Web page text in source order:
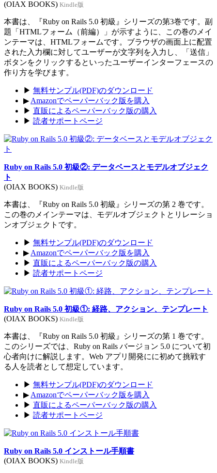
(OIAX BOOKS) Kindle版
本書は、『Ruby on Rails 5.0 初級』シリーズの第3巻です。副
題「HTMLフォーム（前編）」が示すように、この巻のメイ
ンテーマは、HTMLフォームです。ブラウザの画面上に配置
された入力欄に対してユーザーが文字列を入力し、「送信」
ボタンをクリックするといったユーザーインターフェースの
作り方を学びます。
▶ 無料サンプル(PDF)のダウンロード
▶ Amazonでペーパーバック版を購入
▶ 直販によるペーパーバック版の購入
▶ 読者サポートページ
Ruby on Rails 5.0 初級②: データベースとモデルオブジェク
ト
(OIAX BOOKS) Kindle版
本書は、『Ruby on Rails 5.0 初級』シリーズの第 2 巻です。
この巻のメインテーマは、モデルオブジェクトとリレーショ
ンオブジェクトです。
▶ 無料サンプル(PDF)のダウンロード
▶ Amazonでペーパーバック版を購入
▶ 直販によるペーパーバック版の購入
▶ 読者サポートページ
Ruby on Rails 5.0 初級①: 経路、アクション、テンプレート
(OIAX BOOKS) Kindle版
本書は、『Ruby on Rails 5.0 初級』シリーズの第 1 巻です。
このシリーズでは、Ruby on Rails バージョン 5.0 について初
心者向けに解説します。Web アプリ開発にに初めて挑戦す
る人を読者として想定しています。
▶ 無料サンプル(PDF)のダウンロード
▶ Amazonでペーパーバック版を購入
▶ 直販によるペーパーバック版の購入
▶ 読者サポートページ
Ruby on Rails 5.0 インストール手順書
(OIAX BOOKS) Kindle版